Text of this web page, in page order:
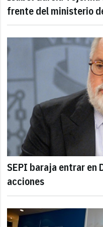
frente del ministerio
SEPI baraja entrar en
acciones